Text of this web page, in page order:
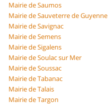
Mairie de Saumos
Mairie de Sauveterre de Guyenne
Mairie de Savignac
Mairie de Semens
Mairie de Sigalens
Mairie de Soulac sur Mer
Mairie de Soussac
Mairie de Tabanac
Mairie de Talais
Mairie de Targon